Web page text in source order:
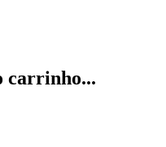
carrinho...